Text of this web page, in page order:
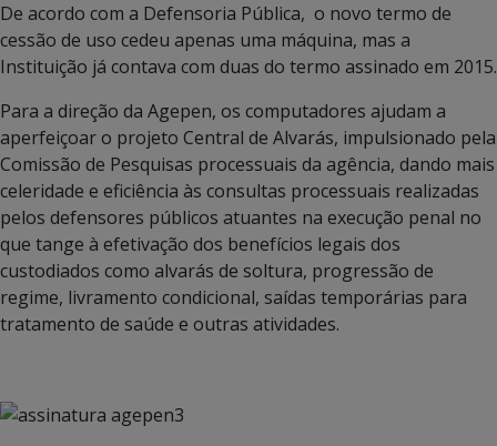
De acordo com a Defensoria Pública, o novo termo de
cessão de uso cedeu apenas uma máquina, mas a
Instituição já contava com duas do termo assinado em 2015.
Para a direção da Agepen, os computadores ajudam a
aperfeiçoar o projeto Central de Alvarás, impulsionado pela
Comissão de Pesquisas processuais da agência, dando mais
celeridade e eficiência às consultas processuais realizadas
pelos defensores públicos atuantes na execução penal no
que tange à efetivação dos benefícios legais dos
custodiados como alvarás de soltura, progressão de
regime, livramento condicional, saídas temporárias para
tratamento de saúde e outras atividades.